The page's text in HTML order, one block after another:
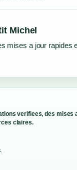
Michel
mises a jour rapides
verifiees, des mises
claires.